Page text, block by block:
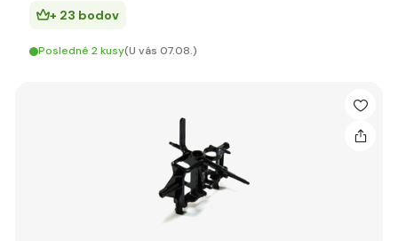
+ 23 bodov
Posledné 2 kusy(U vás 07.08.)